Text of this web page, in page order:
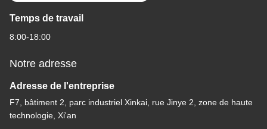
Temps de travail
8:00-18:00
Notre adresse
Adresse de l'entreprise
F7, bâtiment 2, parc industriel Xinkai, rue Jinye 2, zone de haute
technologie, Xi'an